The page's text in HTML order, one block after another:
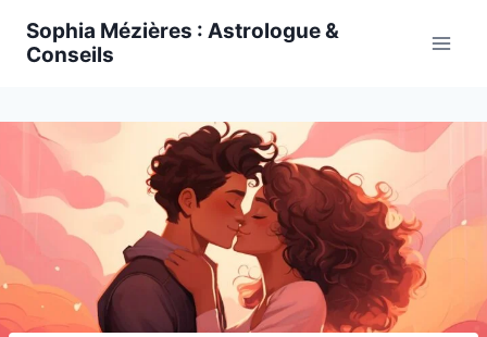
Sophia Mézières : Astrologue &
Conseils